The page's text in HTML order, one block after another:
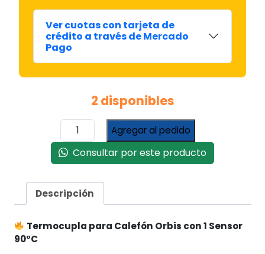
Ver cuotas con tarjeta de
crédito a través de Mercado
Pago
2 disponibles
Termocupla
para
Calefón
Orbis
1
Sensor
cantidad
Agregar al pedido
Consultar por este producto
Descripción
Termocupla para Calefón Orbis con 1 Sensor
90°C